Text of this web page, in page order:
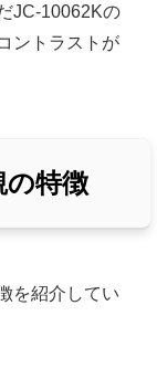
JC-10062Kの
ントラストが
の特徴
を紹介してい